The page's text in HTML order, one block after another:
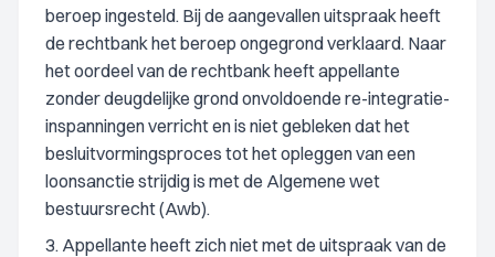
beroep ingesteld. Bij de aangevallen uitspraak heeft
de rechtbank het beroep ongegrond verklaard. Naar
het oordeel van de rechtbank heeft appellante
zonder deugdelijke grond onvoldoende re-integratie-
inspanningen verricht en is niet gebleken dat het
besluitvormingsproces tot het opleggen van een
loonsanctie strijdig is met de Algemene wet
bestuursrecht (Awb).
3. Appellante heeft zich niet met de uitspraak van de